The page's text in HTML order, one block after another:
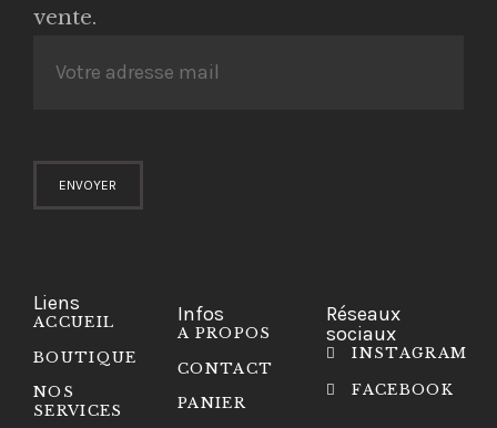
vente.
Liens
ACCUEIL
BOUTIQUE
NOS
SERVICES
Infos
A PROPOS
CONTACT
PANIER
Réseaux
sociaux
INSTAGRAM
FACEBOOK